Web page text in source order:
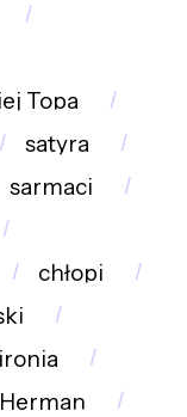
Topa
satyra
sarmaci
chłopi
ironia